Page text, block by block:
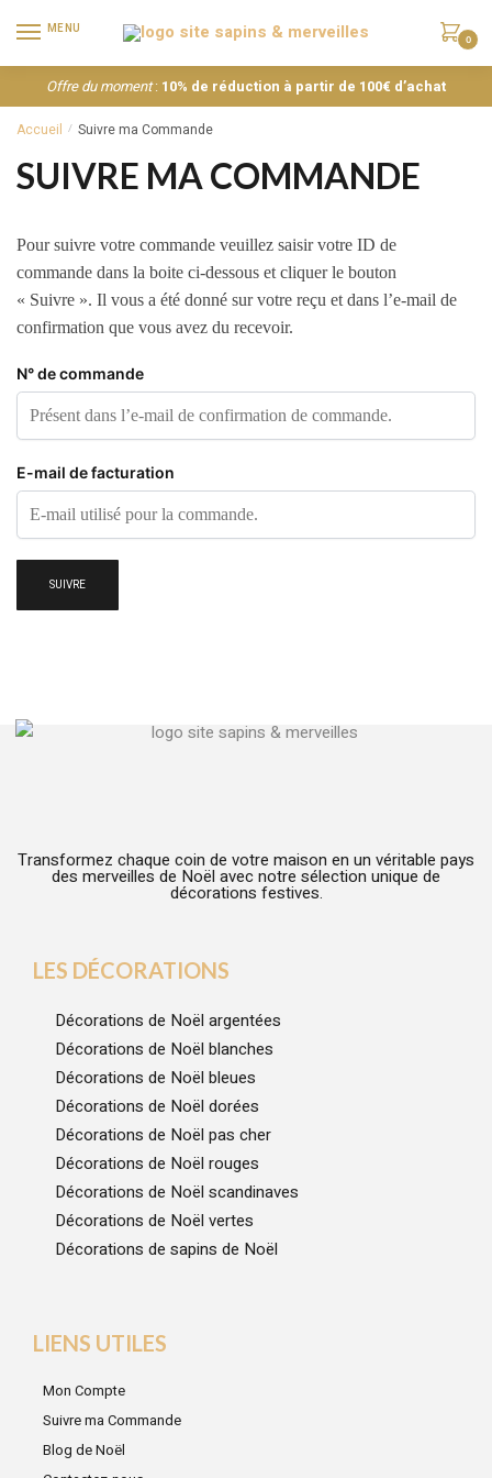
MENU
0
Offre du moment: 10% de réduction à partir de 100€ d’achat
Accueil / Suivre ma Commande
SUIVRE MA COMMANDE
Pour suivre votre commande veuillez saisir votre ID de
commande dans la boite ci-dessous et cliquer le bouton
« Suivre ». Il vous a été donné sur votre reçu et dans l’e-mail de
confirmation que vous avez du recevoir.
N° de commande
E-mail de facturation
SUIVRE
Transformez chaque coin de votre maison en un véritable pays
des merveilles de Noël avec notre sélection unique de
décorations festives.
LES DÉCORATIONS
Décorations de Noël argentées
Décorations de Noël blanches
Décorations de Noël bleues
Décorations de Noël dorées
Décorations de Noël pas cher
Décorations de Noël rouges
Décorations de Noël scandinaves
Décorations de Noël vertes
Décorations de sapins de Noël
LIENS UTILES
Mon Compte
Suivre ma Commande
Blog de Noël